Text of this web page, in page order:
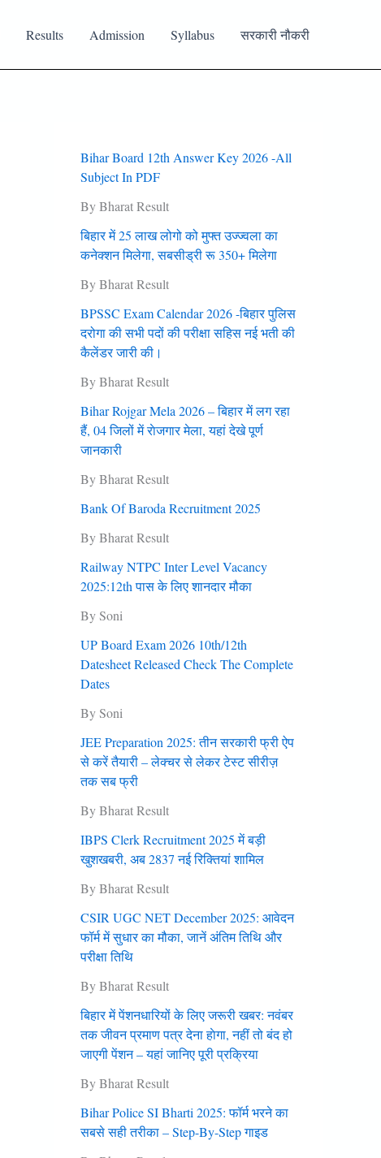
Results Admission Syllabus सरकारी नौकरी
Bihar Board 12th Answer Key 2026 -All
Subject In PDF
By Bharat Result
बिहार में 25 लाख लोगो को मुफ्त उज्‍ज्‍वला का
कनेक्‍शन मिलेगा, सबसीड्री रू 350+ मिलेगा
By Bharat Result
BPSSC Exam Calendar 2026 -बिहार पुलिस
दरोगा की सभी पदों की परीक्षा सहिस नई भती की
कैलेंडर जारी की।
By Bharat Result
Bihar Rojgar Mela 2026 – बिहार में लग रहा
हैं, 04 जिलों में राेजगार मेला, यहां देखे पूर्ण
जानकारी
By Bharat Result
Bank Of Baroda Recruitment 2025
By Bharat Result
Railway NTPC Inter Level Vacancy
2025:12th पास के लिए शानदार मौका
By Soni
UP Board Exam 2026 10th/12th
Datesheet Released Check The Complete
Dates
By Soni
JEE Preparation 2025: तीन सरकारी फ्री ऐप
से करें तैयारी – लेक्चर से लेकर टेस्ट सीरीज़
तक सब फ्री
By Bharat Result
IBPS Clerk Recruitment 2025 में बड़ी
खुशखबरी, अब 2837 नई रिक्तियां शामिल
By Bharat Result
CSIR UGC NET December 2025: आवेदन
फॉर्म में सुधार का मौका, जानें अंतिम तिथि और
परीक्षा तिथि
By Bharat Result
बिहार में पेंशनधारियों के लिए जरूरी खबर: नवंबर
तक जीवन प्रमाण पत्र देना हाेगा, नहीं तो बंद हो
जाएगी पेंशन – यहां जानिए पूरी प्रक्रिया
By Bharat Result
Bihar Police SI Bharti 2025: फॉर्म भरने का
सबसे सही तरीका – Step-By-Step गाइड